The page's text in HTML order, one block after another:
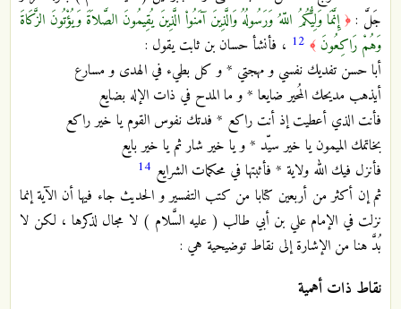
جَلَّ :﴿ إِنَّمَا وَلِيُّكُمُ اللّهُ وَرَسُولُهُ وَالَّذِينَ آمَنُواْ الَّذِينَ يُقِيمُونَ الصَّلاَةَ وَيُؤْتُونَ الزَّكَاةَ
وَهُمْ رَاكِعُونَ ﴾ 12 ، فأنشأ حسان بن ثابت يقول :
أبا حسن تفديك نفسي و مهجتي * و كل بطيء في الهدى و مسارع
أيذهب مديحك المُحير ضايعا * و ما المدح في ذات الإله بضايع
فأنت الذي أعطيت إذ أنت راكع * فدتك نفوس القوم يا خير راكع
بخاتمك الميمون يا خير سيّد * و يا خير شار ثم يا خير بايع
فأنزل فيك الله ولاية * فأثبتها في محكمات الشرايع 14
ثم إن أكثر من أربعين كتابا من كتب التفسير و الحديث جاء فيها أن الآية إنما
نزلت في الإمام علي بن أبي طالب ( عليه السَّلام ) لا مجال لذكرها ، لكن لا
بُدَّ هنا من الإشارة إلى نقاط توضيحية هي :
نقاط ذات أهمية